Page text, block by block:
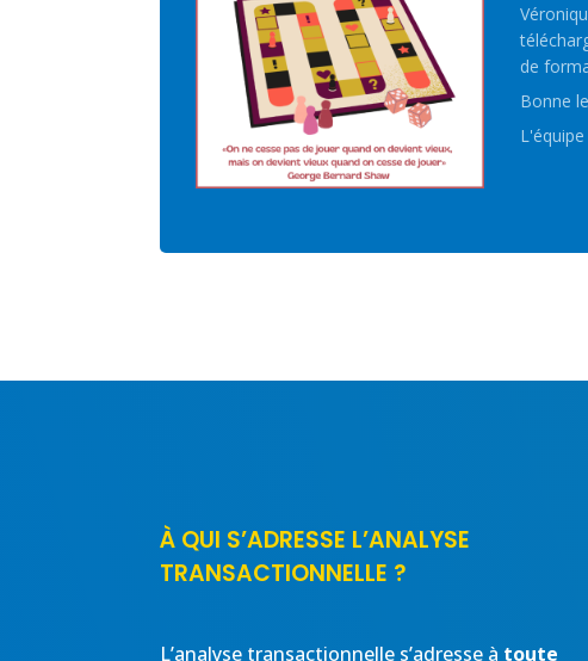
de
Bonne
À QUI S’ADRESSE L’ANALYSE
TRANSACTIONNELLE ?
L’analyse transactionnelle s’adresse à toute